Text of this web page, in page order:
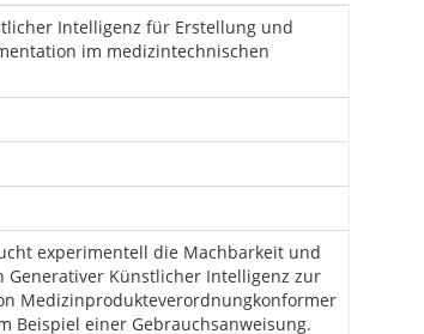
Intelligenz für Erstellung und
im medizintechnischen
experimentell die Machbarkeit und
Generativer Künstlicher Intelligenz zur
Medizinprodukteverordnungkonformer
Beispiel einer Gebrauchsanweisung.